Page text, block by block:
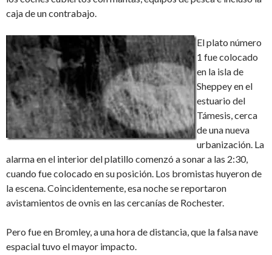
caja de un contrabajo.
El plato número
1 fue colocado
en la isla de
Sheppey en el
estuario del
Támesis, cerca
de una nueva
urbanización. La
alarma en el interior del platillo comenzó a sonar a las 2:30,
cuando fue colocado en su posición. Los bromistas huyeron de
la escena. Coincidentemente, esa noche se reportaron
avistamientos de ovnis en las cercanías de Rochester.
Pero fue en Bromley, a una hora de distancia, que la falsa nave
espacial tuvo el mayor impacto.